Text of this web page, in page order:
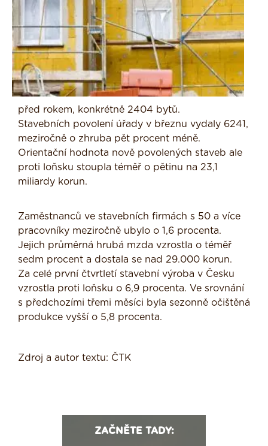
před rokem, konkrétně 2404 bytů.
Stavebních povolení úřady v březnu vydaly 6241,
meziročně o zhruba pět procent méně.
Orientační hodnota nově povolených staveb ale
proti loňsku stoupla téměř o pětinu na 23,1
miliardy korun.
Zaměstnanců ve stavebních firmách s 50 a více
pracovníky meziročně ubylo o 1,6 procenta.
Jejich průměrná hrubá mzda vzrostla o téměř
sedm procent a dostala se nad 29.000 korun.
Za celé první čtvrtletí stavební výroba v Česku
vzrostla proti loňsku o 6,9 procenta. Ve srovnání
s předchozími třemi měsíci byla sezonně očištěná
produkce vyšší o 5,8 procenta.
Zdroj a autor textu: ČTK
ZAČNĚTE TADY: